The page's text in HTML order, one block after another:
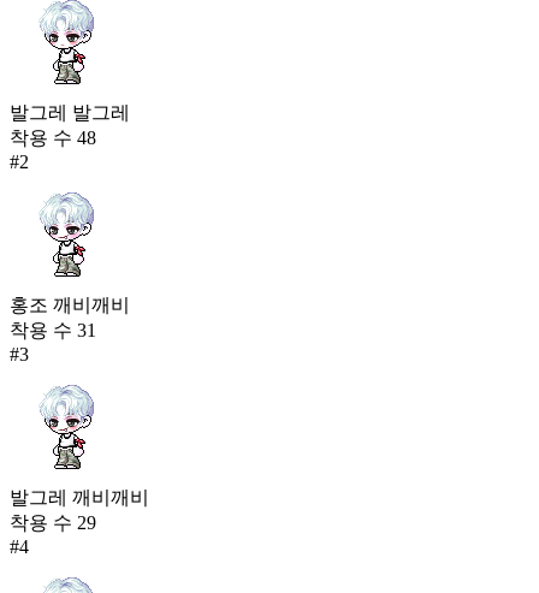
발그레 발그레
착용 수 48
#2
홍조 깨비깨비
착용 수 31
#3
발그레 깨비깨비
착용 수 29
#4